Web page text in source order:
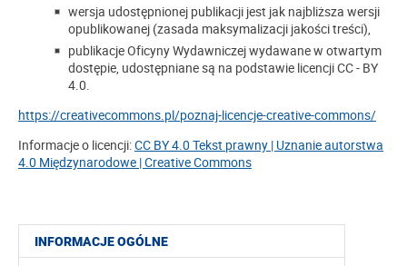
INFORMACJE OGÓLNE
wersja udostępnionej publikacji jest jak najbliższa wersji
opublikowanej (zasada maksymalizacji jakości treści),
publikacje Oficyny Wydawniczej wydawane w otwartym
dostępie, udostępniane są na podstawie licencji CC - BY
4.0.
https://creativecommons.pl/poznaj-licencje-creative-commons/
Informacje o licencji:CC BY 4.0 Tekst prawny | Uznanie autorstwa
4.0 Międzynarodowe | Creative Commons